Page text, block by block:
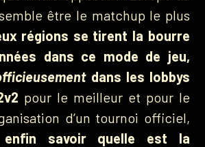
être le matchup le plus
régions se tirent la bourre
dans ce mode de jeu,
dans les lobbys
pour le meilleur et pour le
d’un tournoi officiel,
enfin savoir quelle est la